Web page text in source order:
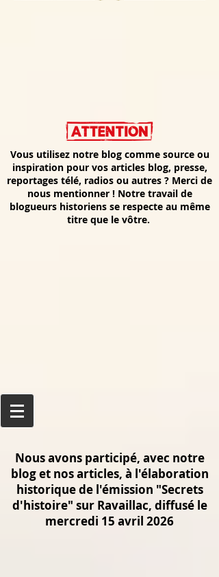
Vous utilisez notre blog comme source ou
inspiration pour vos articles blog, presse,
reportages télé, radios ou autres ? Merci de
nous mentionner ! Notre travail de
blogueurs historiens se respecte au même
titre que le vôtre.
Nous avons participé, avec notre
blog et nos articles, à l'élaboration
historique de l'émission "Secrets
d'histoire" sur Ravaillac, diffusé le
mercredi 15 avril 2026